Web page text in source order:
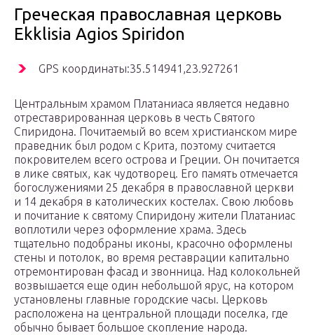
Греческая православная церковь
Ekklisia Agios Spiridon
GPS координаты:35.514941,23.927261
Центральным храмом Платаниаса является недавно
отреставрированная церковь в честь Святого
Спиридона. Почитаемый во всем христианском мире
праведник был родом с Крита, поэтому считается
покровителем всего острова и Греции. Он почитается
в лике святых, как чудотворец. Его память отмечается
богослужениями 25 декабря в православной церкви
и 14 декабря в католических костелах. Свою любовь
и почитание к святому Спиридону жители Платаниас
воплотили через оформление храма. Здесь
тщательно подобраны иконы, красочно оформлены
стены и потолок, во время реставрации капитально
отремонтирован фасад и звонница. Над колокольней
возвышается еще один небольшой ярус, на котором
установлены главные городские часы. Церковь
расположена на центральной площади поселка, где
обычно бывает большое скопление народа.